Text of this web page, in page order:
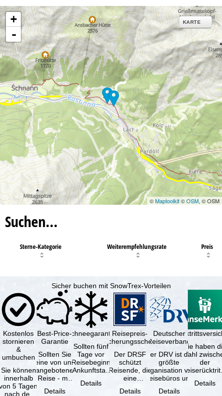
+
-
KARTE
©Maptoolkit©OSM, © OSM
Suchen…
Sterne-Kategorie Weiterempfehlungsrate Preis
Sicher buchen mit SnowTrex-Vorteilen
Kostenlos
stornieren
&
umbuchen
Sie können
innerhalb
5 Tagen
nach der
Best-Price-
Garantie
Sollten Sie
eine von uns
angebotene
Reise - mit
Verfügbarkeit
Details
Schneegarantie
Sollten fünf
Tage vor
Reisebeginn
(Ankunftstag)
aufgrund von
Schneemangel
Details
Reisepreis-
Sicherungsschein
Der DRSF
schützt
Reisende, die
eine
oder
Details
Deutscher
Reiseverband
Der DRV ist die
größte
Organisation von
Reisebüros und
Reiseveranstaltern
in …
Details
Sie haben
Wahl
der
(inklusive
Details